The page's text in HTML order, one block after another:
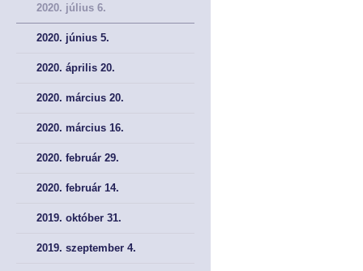
2020. július 6.
2020. június 5.
2020. április 20.
2020. március 20.
2020. március 16.
2020. február 29.
2020. február 14.
2019. október 31.
2019. szeptember 4.